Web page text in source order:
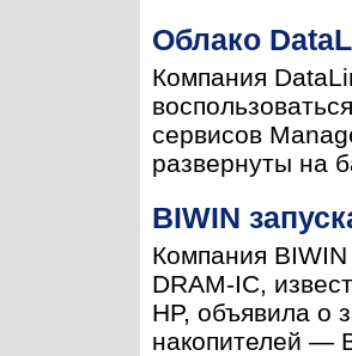
Облако
Компания
сервисов
развернуты на
BIWIN
Компания
DRAM-IC,
HP, объявила о
накопителей —